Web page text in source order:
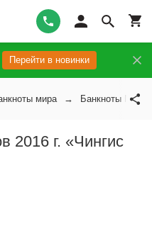
Перейти в новинки
мира Банкноты
2016 г. «Чингис